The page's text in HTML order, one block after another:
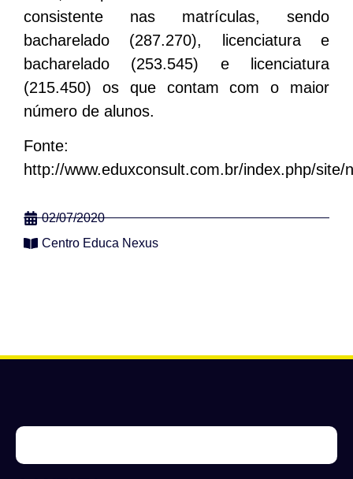
consistente nas matrículas, sendo
bacharelado (287.270), licenciatura e
bacharelado (253.545) e licenciatura
(215.450) os que contam com o maior
número de alunos.
Fonte:
http://www.eduxconsult.com.br/index.php/site/
02/07/2020
Centro Educa Nexus